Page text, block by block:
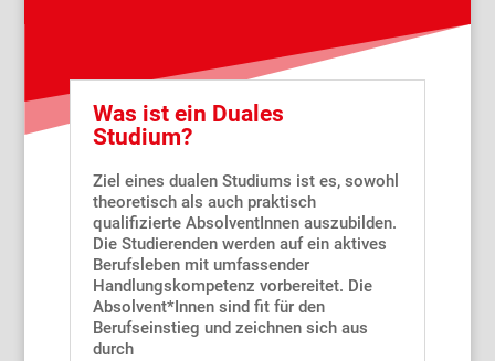
Was ist ein Duales
Studium?
Ziel eines dualen Studiums ist es, sowohl
theoretisch als auch praktisch
qualifizierte AbsolventInnen auszubilden.
Die Studierenden werden auf ein aktives
Berufsleben mit umfassender
Handlungskompetenz vorbereitet. Die
Absolvent*Innen sind fit für den
Berufseinstieg und zeichnen sich aus
durch